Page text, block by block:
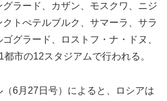
ラード、カザン、モスクワ、ニジ
トぺテルブルク、サマーラ、サラ
グラード、ロストフ・ナ・ドヌ、
市の12スタジアムで行われる。
6月27日号）によると、ロシアは